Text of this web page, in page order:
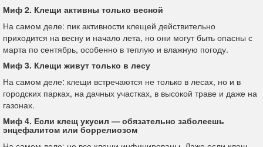
Миф 2. Клещи активны только весной
На самом деле: пик активности клещей действительно
приходится на весну и начало лета, но они могут быть опасны с
марта по сентябрь, особенно в теплую и влажную погоду.
Миф 3. Клещи живут только в лесу
На самом деле: клещи встречаются не только в лесах, но и в
городских парках, на дачных участках, в высокой траве и даже на
газонах.
Миф 4. Если клещ укусил — обязательно заболеешь
энцефалитом или боррелиозом